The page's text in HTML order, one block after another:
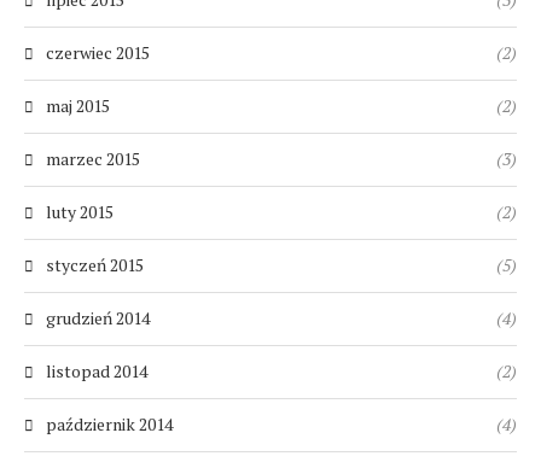
czerwiec 2015 (2)
maj 2015 (2)
marzec 2015 (3)
luty 2015 (2)
styczeń 2015 (5)
grudzień 2014 (4)
listopad 2014 (2)
październik 2014 (4)